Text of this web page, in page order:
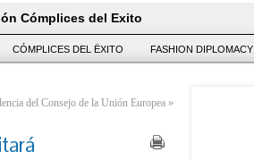
Cómplices del Exito
CÓMPLICES DEL ËXITO FASHION DIPLOMACY
del Consejo de la Unión Europea »